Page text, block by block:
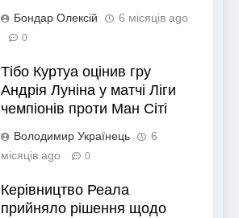
Бондар Олексій 6 місяців ago
0
Тібо Куртуа оцінив гру
Андрія Луніна у матчі Ліги
чемпіонів проти Ман Сіті
Володимир Українець
6
місяців ago
0
Керівництво Реала
прийняло рішення щодо